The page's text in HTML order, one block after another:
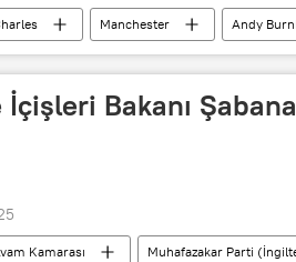
Manchester Andy
Birleşik Krallık Muhafazakar Parti
Bakanı
Kamarası Muhafazakar Parti